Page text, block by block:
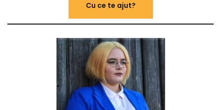
Cu ce te ajut?